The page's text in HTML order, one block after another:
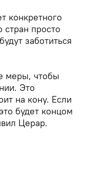
конкретного
просто
заботиться
меры, чтобы
Это
на кону. Если
будет концом
Церар.